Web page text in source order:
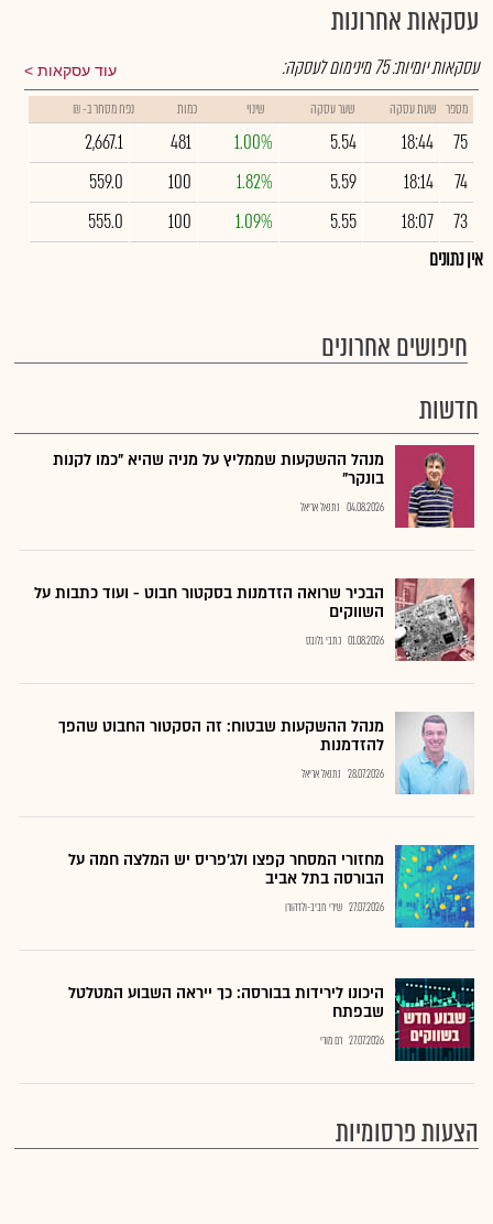
עסקאות אחרונות
עוד עסקאות עסקאות יומיות:75מינימום לעסקה:
מספר שעת עסקה שער עסקה שינוי כמות נפח מסחר ב- ₪
75
18:44
5.54
1.00%
481
2,667.1
74
18:14
5.59
1.82%
100
559.0
73
18:07
5.55
1.09%
100
555.0
אין נתונים
חיפושים אחרונים
חדשות
מנהל ההשקעות שממליץ על מניה שהיא "כמו לקנות
בונקר"
04.08.2026 נתנאל אריאל
הבכיר שרואה הזדמנות בסקטור חבוט - ועוד כתבות על
השווקים
01.08.2026 כתבי גלובס
מנהל ההשקעות שבטוח: זה הסקטור החבוט שהפך
להזדמנות
28.07.2026 נתנאל אריאל
מחזורי המסחר קפצו ולג'פריס יש המלצה חמה על
הבורסה בתל אביב
27.07.2026 שירי חביב-ולדהורן
היכונו לירידות בבורסה: כך ייראה השבוע המטלטל
שבפתח
27.07.2026 רם מורי
הצעות פרסומיות